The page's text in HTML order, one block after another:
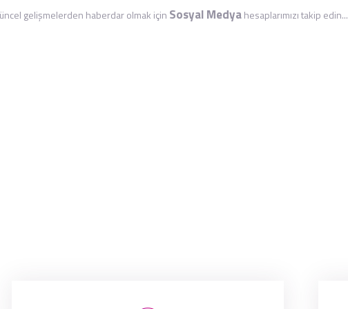
gelişmelerden haberdar olmak için Sosyal Medyahesaplarımızı takip edin...